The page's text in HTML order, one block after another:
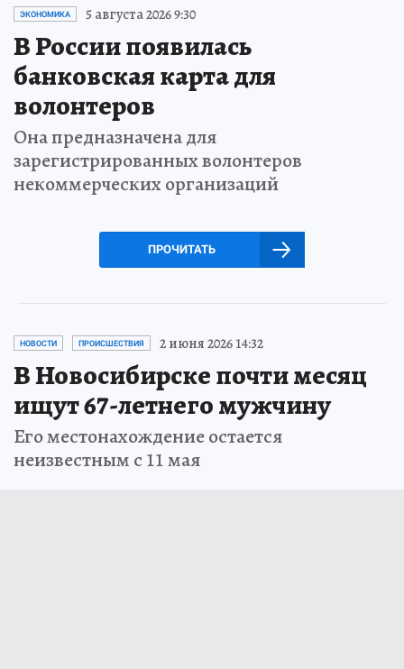
ЭКОНОМИКА 5 августа 2026 9:30
В России появилась
банковская карта для
волонтеров
Она предназначена для
зарегистрированных волонтеров
некоммерческих организаций
ПРОЧИТАТЬ
НОВОСТИ ПРОИСШЕСТВИЯ 2 июня 2026 14:32
В Новосибирске почти месяц
ищут 67-летнего мужчину
Его местонахождение остается
неизвестным с 11 мая